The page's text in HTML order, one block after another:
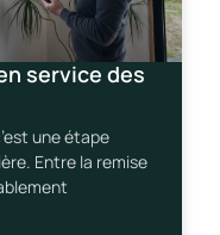
service des
une étape
Entre la remise